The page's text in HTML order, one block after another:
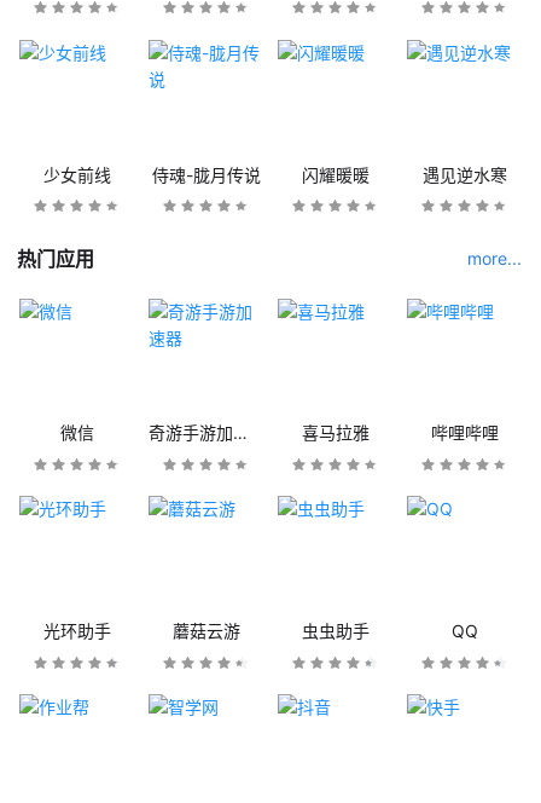
少女前线 侍魂-胧月传说 闪耀暖暖 遇见逆水寒
热门应用 more...
微信 奇游手游加速器 喜马拉雅 哔哩哔哩
光环助手 蘑菇云游 虫虫助手 QQ